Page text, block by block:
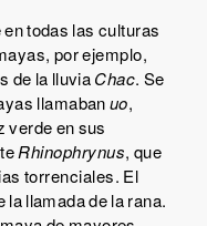
todas las culturas
por ejemplo,
de la lluviaChac. Se
llamabanuo,
verde en sus
Rhinophrynus, que
torrenciales. El
llamada de la rana.